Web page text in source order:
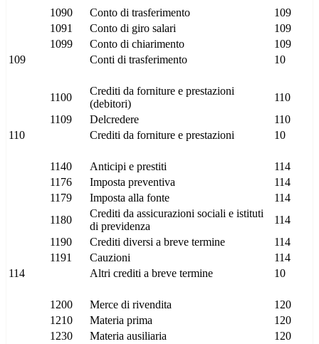
1090 Conto di trasferimento
109
1091
Conto di giro salari
109
1099
Conto di chiarimento
109
109
Conti di trasferimento 10
1100
Crediti da forniture e prestazioni
(debitori)
110
1109
Delcredere
110
110
Crediti da forniture e prestazioni 10
1140 Anticipi e prestiti
114
1176
Imposta preventiva
114
1179
Imposta alla fonte
114
1180
Crediti da assicurazioni sociali e istituti
di previdenza
114
1190
Crediti diversi a breve termine
114
1191
Cauzioni
114
114
Altri crediti a breve termine 10
1200 Merce di rivendita
120
1210
Materia prima
120
1230
Materia ausiliaria
120